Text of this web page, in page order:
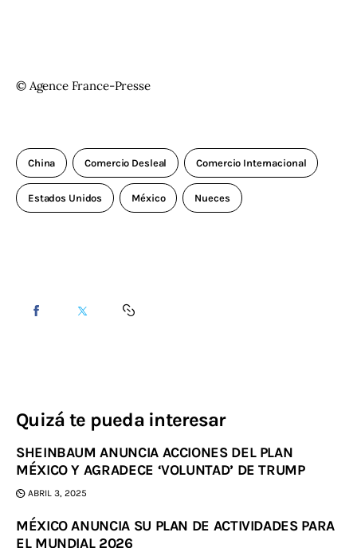
© Agence France-Presse
China Comercio Desleal Comercio Internacional
Estados Unidos México Nueces
Quizá te pueda interesar
SHEINBAUM ANUNCIA ACCIONES DEL PLAN
MÉXICO Y AGRADECE ‘VOLUNTAD’ DE TRUMP
ABRIL 3, 2025
MÉXICO ANUNCIA SU PLAN DE ACTIVIDADES PARA
EL MUNDIAL 2026